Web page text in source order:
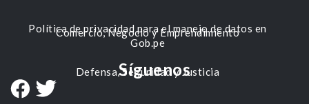
Comercio, Negocio y Emprendimiento
Defensa, Seguridad y Justicia
Política de privacidad para el manejo de datos en
Gob.pe
Síguenos